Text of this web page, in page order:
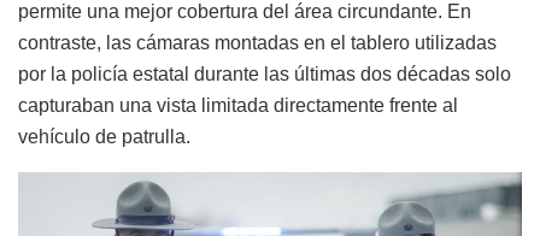
permite una mejor cobertura del área circundante. En
contraste, las cámaras montadas en el tablero utilizadas
por la policía estatal durante las últimas dos décadas solo
capturaban una vista limitada directamente frente al
vehículo de patrulla.